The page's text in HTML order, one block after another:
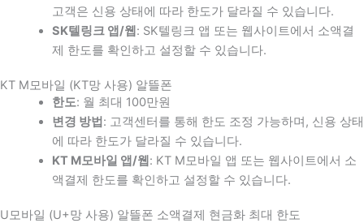
고객은 신용 상태에 따라 한도가 달라질 수 있습니다.
SK텔링크 앱/웹 : SK텔링크 앱 또는 웹사이트에서 소액결
제 한도를 확인하고 설정할 수 있습니다.
KT M모바일 (KT망 사용) 알뜰폰
한도: 월 최대 100만원
변경 방법 : 고객센터를 통해 한도 조정 가능하며, 신용 상태
에 따라 한도가 달라질 수 있습니다.
KT M모바일 앱/웹 : KT M모바일 앱 또는 웹사이트에서 소
액결제 한도를 확인하고 설정할 수 있습니다.
U모바일 (U+망 사용) 알뜰폰 소액결제 현금화 최대 한도